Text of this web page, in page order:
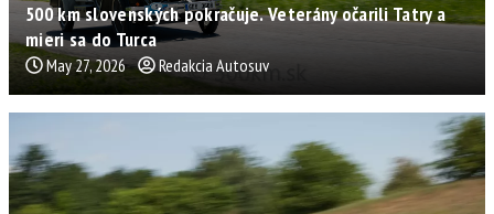
500 km slovenských pokračuje. Veterány očarili Tatry a
mieri sa do Turca
May 27, 2026 Redakcia Autosuv